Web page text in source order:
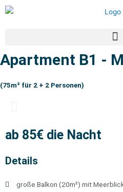
Apartment B1 -
(75m² für 2 + 2 Personen)
ab 85€ die Nacht
Details
große Balkon (20m²) mit